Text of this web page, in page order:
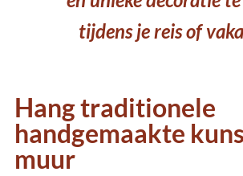
tijdens je reis of
Hang traditionele
handgemaakte
muur